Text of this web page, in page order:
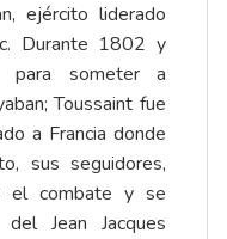
ejército liderado
Durante 1802 y
para someter a
Toussaint fue
a Francia donde
sus seguidores,
el combate y se
Jean Jacques